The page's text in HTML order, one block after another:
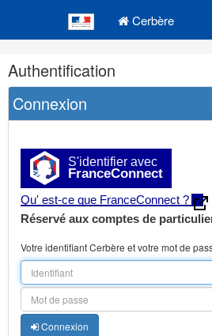
Cerbère
Navigation
et
outils
annexes
Authentification
Connexion
S'identifier avec
FranceConnect
Qu' est-ce que FranceConnect ?
Réservé aux comptes de
Votre identifiant Cerbère et votre mot de
Connexion